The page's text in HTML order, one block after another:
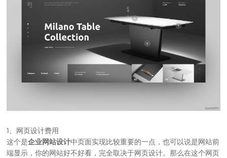
1、网页设计费用
这个是企业网站设计中页面实现比较重要的一点，也可以说是网站前
端显示，你的网站好不好看，完全取决于网页设计。那么在这个网页